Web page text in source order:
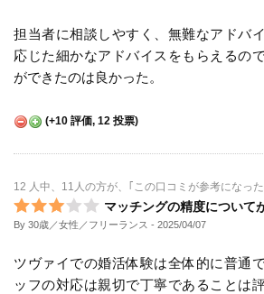
担当者に相談しやすく、無難なアドバ
応じた細かなアドバイスをもらえるの
ができたのは良かった。
(+10 評価, 12 投票)
12 人中、11人の方が、｢この口コミが参考になった
マッチングの精度について
By 30歳／女性／フリーランス - 2025/04/07
ツヴァイでの婚活体験は全体的に普通
ッフの対応は親切で丁寧であることは